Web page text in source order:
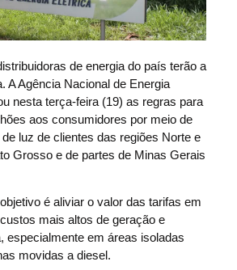
de energia do país terão a
A Agência Nacional de Energia
nesta terça-feira (19) as regras para
aos consumidores por meio de
luz de clientes das regiões Norte e
Grosso e de partes de Minas Gerais
é aliviar o valor das tarifas em
mais altos de geração e
especialmente em áreas isoladas
movidas a diesel.